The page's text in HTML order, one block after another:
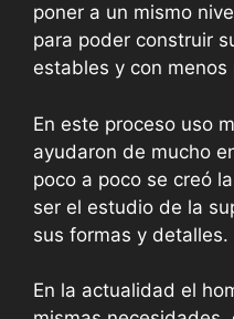
poner a un mismo
para poder construir
estables y con
En este proceso uso
ayudaron de mucho
poco a poco se creó
ser el estudio de la
sus formas y detalles.
En la actualidad el